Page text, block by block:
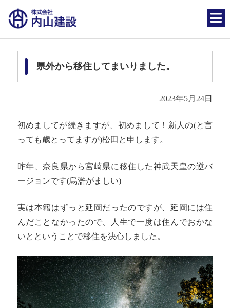
県外から移住してまいりました。
2023年5月24日
初めましてが続きますが、初めまして！新人の(と言
っても歳とってますが)松田と申します。
昨年、奈良県から宮崎県に移住した神武天皇の逆バ
ージョンです(烏滸がましい)
実は本籍はずっと延岡だったのですが、延岡には住
んだことなかったので、人生で一度は住んでおかな
いとということで移住を決心しました。